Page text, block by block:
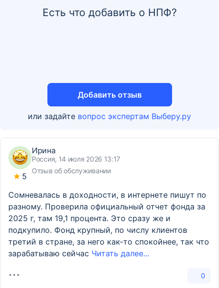
Есть что добавить о НПФ?
Добавить отзыв
или задайте вопрос экспертам Выберу.ру
5
Ирина
Россия, 14 июля 2026 13:17
Отзыв об обслуживании
Сомневалась в доходности, в интернете пишут по
разному. Проверила официальный отчет фонда за
2025 г, там 19,1 процента. Это сразу же и
подкупило. Фонд крупный, по числу клиентов
третий в стране, за него как-то спокойнее, так что
зарабатываю сейчас Читать далее...
0